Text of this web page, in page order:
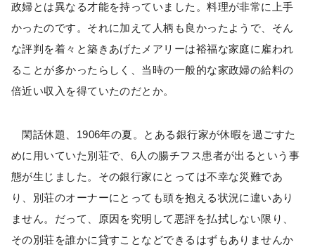
政婦とは異なる才能を持っていました。料理が非常に上手
かったのです。それに加えて人柄も良かったようで、そん
な評判を着々と築きあげたメアリーは裕福な家庭に雇われ
ることが多かったらしく、当時の一般的な家政婦の給料の
倍近い収入を得ていたのだとか。
閑話休題、1906年の夏。とある銀行家が休暇を過ごすた
めに用いていた別荘で、6人の腸チフス患者が出るという事
態が生じました。その銀行家にとっては不幸な災難であ
り、別荘のオーナーにとっても頭を抱える状況に違いあり
ません。だって、原因を究明して悪評を払拭しない限り、
その別荘を誰かに貸すことなどできるはずもありませんか